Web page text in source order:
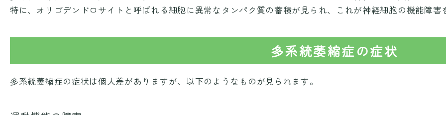
特に、オリゴデンドロサイトと呼ばれる細胞に異常なタンパク質の蓄積が見られ、これが神経細胞の機能障害
多系統萎縮症の症状
多系統萎縮症の症状は個人差がありますが、以下のようなものが見られます。